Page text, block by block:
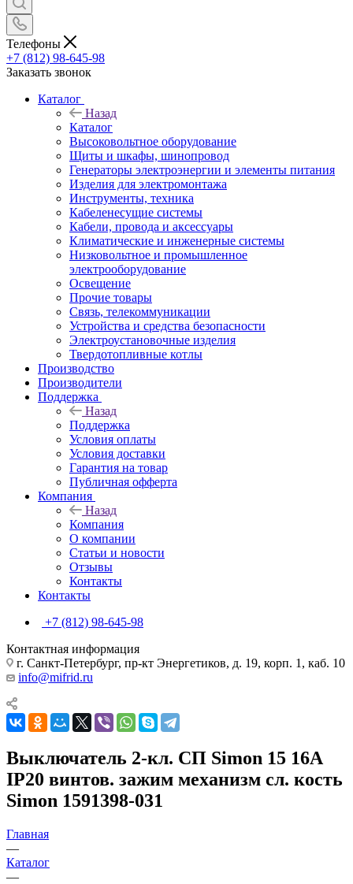
Телефоны
+7 (812) 98-645-98
Заказать звонок
Каталог
Назад
Каталог
Высоковольтное оборудование
Щиты и шкафы, шинопровод
Генераторы электроэнергии и элементы питания
Изделия для электромонтажа
Инструменты, техника
Кабеленесущие системы
Кабели, провода и аксессуары
Климатические и инженерные системы
Низковольтное и промышленное
электрооборудование
Освещение
Прочие товары
Связь, телекоммуникации
Устройства и средства безопасности
Электроустановочные изделия
Твердотопливные котлы
Производство
Производители
Поддержка
Назад
Поддержка
Условия оплаты
Условия доставки
Гарантия на товар
Публичная офферта
Компания
Назад
Компания
О компании
Статьи и новости
Отзывы
Контакты
Контакты
+7 (812) 98-645-98
Контактная информация
г. Санкт-Петербург, пр-кт Энергетиков, д. 19, корп. 1, каб. 10
info@mifrid.ru
Выключатель 2-кл. СП Simon 15 16А
IP20 винтов. зажим механизм сл. кость
Simon 1591398-031
Главная
—
Каталог
—